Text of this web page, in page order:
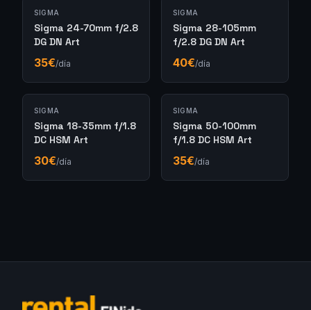
SIGMA
Sigma 24-70mm f/2.8
DG DN Art
35€/día
SIGMA
Sigma 28-105mm
f/2.8 DG DN Art
40€/día
SIGMA
Sigma 18-35mm f/1.8
DC HSM Art
30€/día
SIGMA
Sigma 50-100mm
f/1.8 DC HSM Art
35€/día